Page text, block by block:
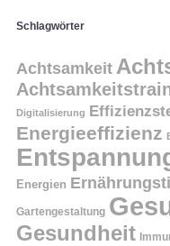
Schlagwörter
Achtsamkeit
Digitalisierung
Energieeffizienz
Energien
Gartengestaltung
Gesundheit